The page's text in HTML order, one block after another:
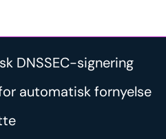
DNSSEC-signering
automatisk fornyelse